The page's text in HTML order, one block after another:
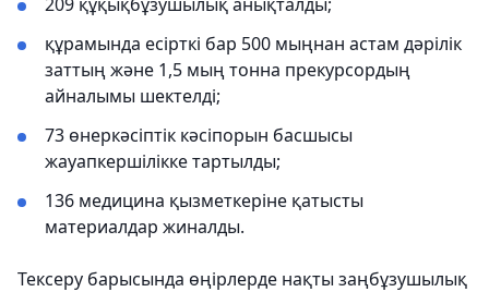
құрамында есірткі бар 500 мыңнан астам дәрілік
заттың және 1,5 мың тонна прекурсордың
айналымы шектелді;
73 өнеркәсіптік кәсіпорын басшысы
жауапкершілікке тартылды;
136 медицина қызметкеріне қатысты
материалдар жиналды.
Тексеру барысында өңірлерде нақты заңбұзушылық